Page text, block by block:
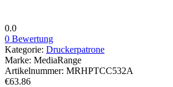
0.0
0 Bewertung
Kategorie: Druckerpatrone
Marke: MediaRange
Artikelnummer: MRHPTCC532A
€63.86